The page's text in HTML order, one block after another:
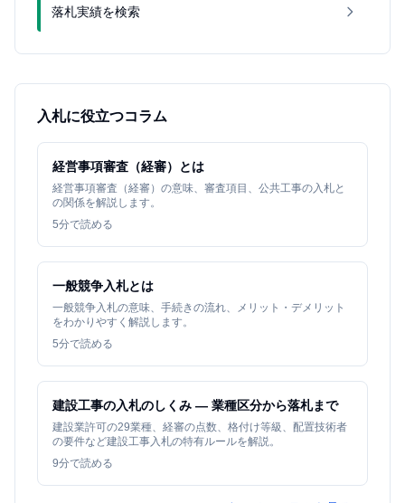
落札実績を検索
入札に役立つコラム
経営事項審査（経審）とは
経営事項審査（経審）の意味、審査項目、公共工事の入札と
の関係を解説します。
5分で読める
一般競争入札とは
一般競争入札の意味、手続きの流れ、メリット・デメリット
をわかりやすく解説します。
5分で読める
建設工事の入札のしくみ — 業種区分から落札まで
建設業許可の29業種、経審の点数、格付け等級、配置技術者
の要件など建設工事入札の特有ルールを解説。
9分で読める